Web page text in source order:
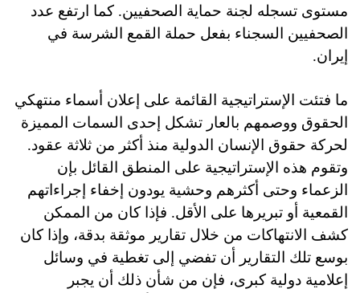
مستوى تسجله لجنة حماية الصحفيين. كما ارتفع عدد
الصحفيين السجناء بفعل حملة القمع الشرسة في
إيران.
ما فتئت الإستراتيجية القائمة على إعلان أسماء منتهكي
الحقوق ووصمهم بالعار تشكل إحدى السمات المميزة
لحركة حقوق الإنسان الدولية منذ أكثر من ثلاثة عقود.
وتقوم هذه الإستراتيجية على المنطق القائل بإن
الزعماء وحتى أكثرهم وحشية يودون إخفاء إجراءاتهم
القمعية أو تبريرها على الأقل. فإذا كان من الممكن
كشف الانتهاكات من خلال تقارير موثقة بدقة، وإذا كان
بوسع تلك التقارير أن تفضي إلى تغطية في وسائل
إعلامية دولية كبرى، فإن من شأن ذلك أن يجبر